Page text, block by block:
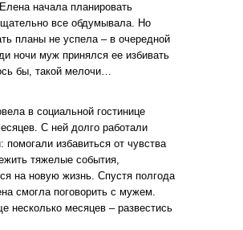
начала планировать
все обдумывала. Но
планы не успела – в очередной
ночи муж принялся ее избивать
бы, такой мелочи…
в социальной гостинице
С ней долго работали
помогали избавиться от чувства
тяжелые события,
на новую жизнь. Спустя полгода
смогла поговорить с мужем.
несколько месяцев – развестись